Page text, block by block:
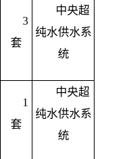
3
套
中央超
纯水供水系
统
1
套
中央超
纯水供水系
统